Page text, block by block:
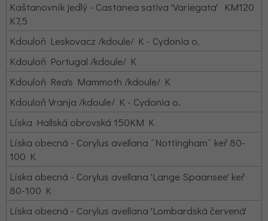
Kaštanovník jedlý - Castanea sativa 'Variegata'
KM120
K7,5
Kdouloň Leskovacz /kdoule/ K - Cydonia o.
Kdouloň Portugal /kdoule/ K
Kdouloň Rea's Mammoth /kdoule/ K
Kdouloň Vranja /kdoule/ K - Cydonia o.
Líska Hallská obrovská 150KM K
Líska obecná - Corylus avellana ´Nottingham´ keř 80-
100 K
Líska obecná - Corylus avellana 'Lange Spaansee' keř
80-100 K
Líska obecná - Corylus avellana 'Lombardská červená'